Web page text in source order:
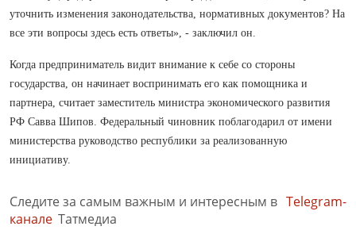
уточнить изменения законодательства, нормативных документов? На
все эти вопросы здесь есть ответы», - заключил он.
Когда предприниматель видит внимание к себе со стороны
государства, он начинает воспринимать его как помощника и
партнера, считает заместитель министра экономического развития
РФ Савва Шипов. Федеральный чиновник поблагодарил от имени
министерства руководство республики за реализованную
инициативу.
Следите за самым важным и интересным в Telegram-
канале Татмедиа